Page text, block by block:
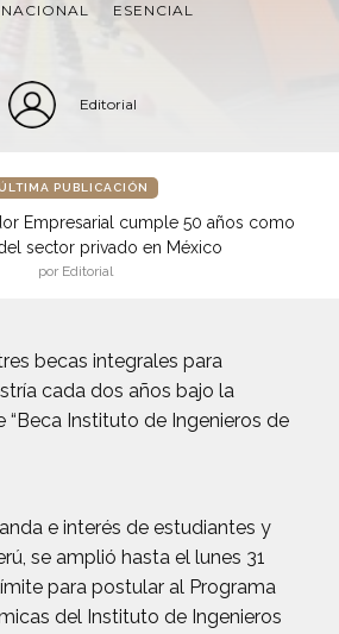
ESENCIAL
Editorial
ÚLTIMA PUBLICACIÓN
Empresarial cumple 50 años como
sector privado en México
por Editorial
becas integrales para
cada dos años bajo la
“Beca Instituto de Ingenieros de
e interés de estudiantes y
se amplió hasta el lunes 31
para postular al Programa
del Instituto de Ingenieros